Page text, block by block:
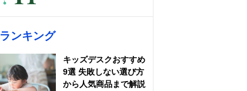
ランキング
キッズデスクおすすめ
9選 失敗しない選び方
から人気商品まで解説